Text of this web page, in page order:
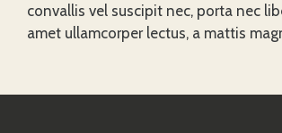
convallis vel suscipit nec, porta nec
amet ullamcorper lectus, a mattis